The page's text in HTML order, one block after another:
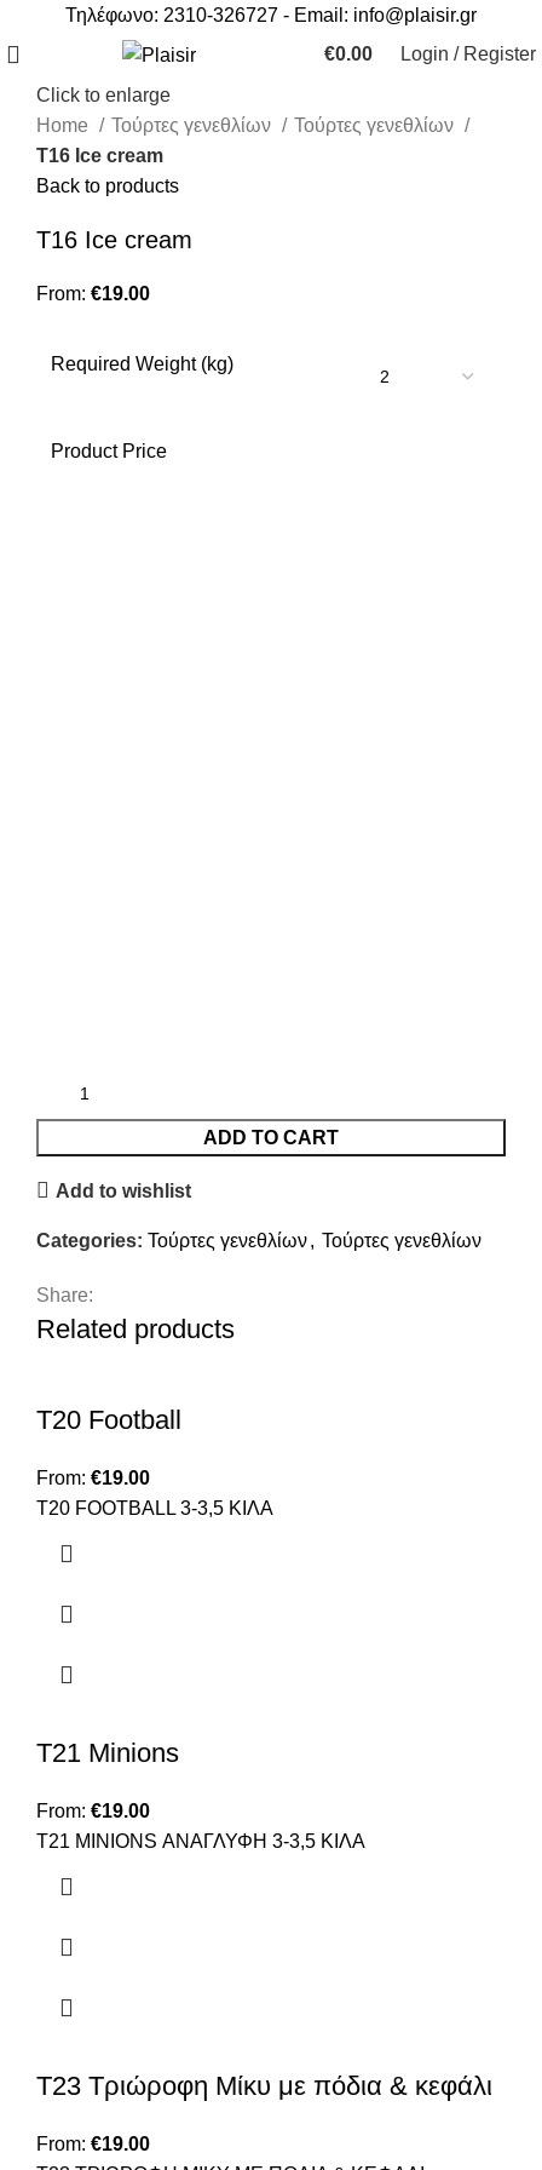
Τηλέφωνο: 2310-326727 - Email: info@plaisir.gr
€0.00 Login / Register
Click to enlarge
Home
Τούρτες γενεθλίων
Τούρτες γενεθλίων
T16 Ice cream
Back to products
T16 Ice cream
From: €19.00
Required Weight (kg)
Product Price
ADD TO CART
Add to wishlist
Categories: Τούρτες γενεθλίων, Τούρτες γενεθλίων
Share:
Related products
T20 Football
From: €19.00
Τ20 FOOTBALL 3-3,5 ΚΙΛΑ
T21 Minions
From: €19.00
Τ21 ΜΙΝΙΟNS ΑΝΑΓΛΥΦΗ 3-3,5 ΚΙΛΑ
T23 Τριώροφη Μίκυ με πόδια & κεφάλι
From: €19.00